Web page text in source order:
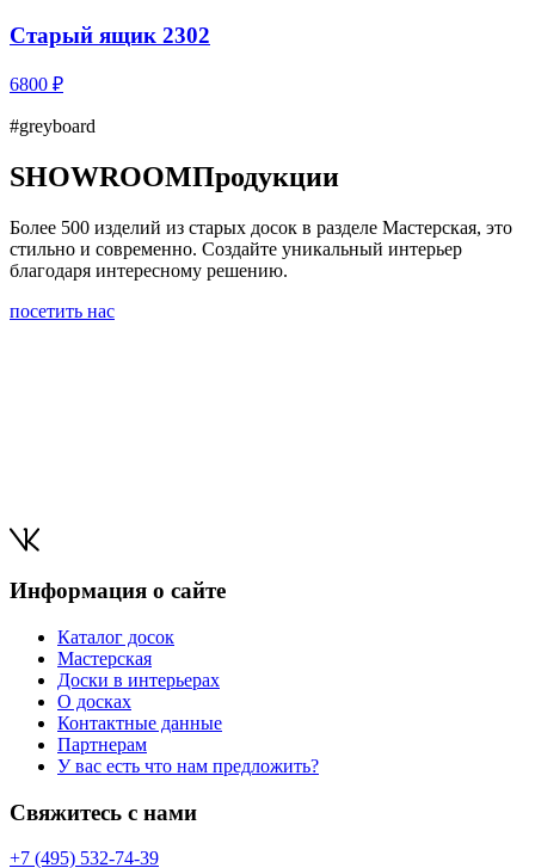
Старый ящик 2302
6800 ₽
#greyboard
SHOWROOMПродукции
Более 500 изделий из старых досок в разделе Мастерская, это
стильно и современно. Создайте уникальный интерьер
благодаря интересному решению.
посетить нас
Информация о сайте
Каталог досок
Мастерская
Доски в интерьерах
О досках
Контактные данные
Партнерам
У вас есть что нам предложить?
Свяжитесь с нами
+7 (495) 532-74-39